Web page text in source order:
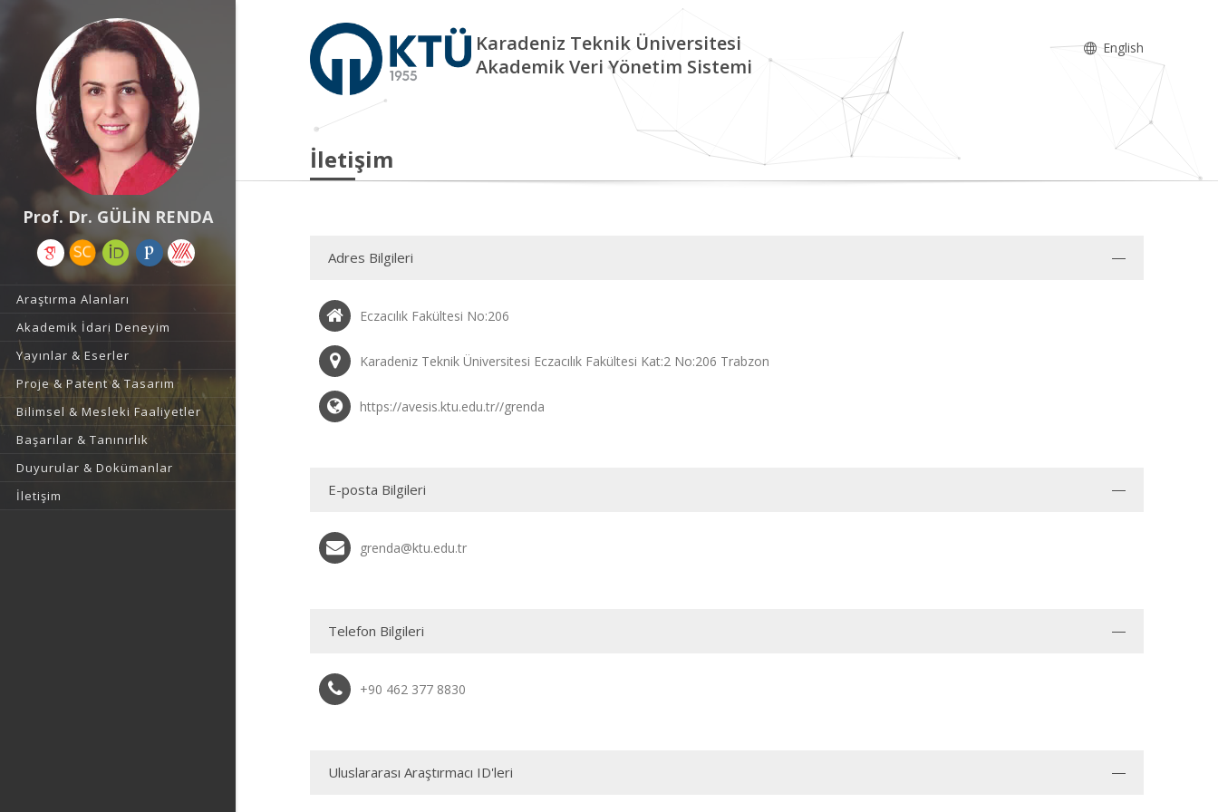
Prof. Dr. GÜLİN RENDA
Araştırma Alanları
Akademik İdari Deneyim
Yayınlar & Eserler
Proje & Patent & Tasarım
Bilimsel & Mesleki Faaliyetler
Başarılar & Tanınırlık
Duyurular & Dokümanlar
İletişim
Karadeniz Teknik Üniversitesi
Akademik Veri Yönetim Sistemi
English
İletişim
Adres Bilgileri
Eczacılık Fakültesi No:206
Karadeniz Teknik Üniversitesi Eczacılık Fakültesi Kat:2 No:206 Trabzon
https://avesis.ktu.edu.tr//grenda
E-posta Bilgileri
grenda@ktu.edu.tr
Telefon Bilgileri
+90 462 377 8830
Uluslararası Araştırmacı ID'leri